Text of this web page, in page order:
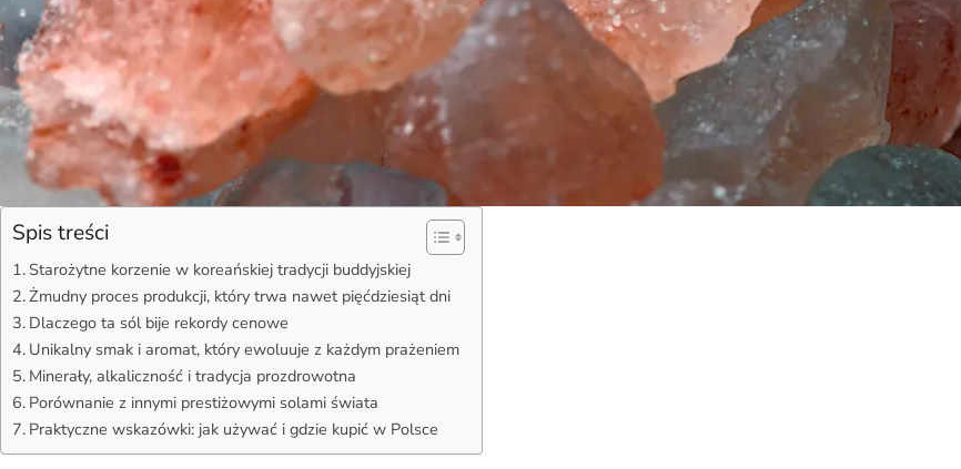
Spis treści
Starożytne korzenie w koreańskiej tradycji buddyjskiej
Żmudny proces produkcji, który trwa nawet pięćdziesiąt dni
Dlaczego ta sól bije rekordy cenowe
Unikalny smak i aromat, który ewoluuje z każdym prażeniem
Minerały, alkaliczność i tradycja prozdrowotna
Porównanie z innymi prestiżowymi solami świata
Praktyczne wskazówki: jak używać i gdzie kupić w Polsce